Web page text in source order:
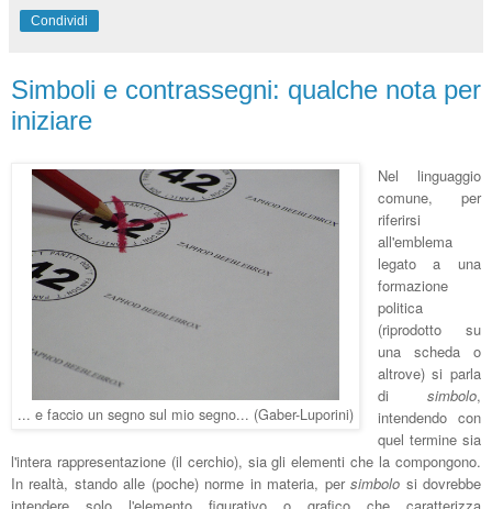
Condividi
Simboli e contrassegni: qualche nota per
iniziare
... e faccio un segno sul mio segno... (Gaber-Luporini)
Nel linguaggio
comune, per
riferirsi
all'emblema
legato a una
formazione
politica
(riprodotto su
una scheda o
altrove) si parla
di simbolo,
intendendo con
quel termine sia
l'intera rappresentazione (il cerchio), sia gli elementi che la compongono.
In realtà, stando alle (poche) norme in materia, persimbolo si dovrebbe